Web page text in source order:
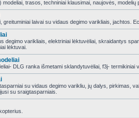
modeliai, trasos, techniniai klausimai, naujovės, modelių
greituminiai laivai su vidaus degimo varikliais, jachtos.
degimo varikliais, elektriniai lėktuvėliai, skraidantys
lėktuvai.
DLG ranka išmetami sklandytuvėliai, f3j-
su vidaus degimo varikliu, jų dalys, pirkimas,
su sraigtasparniais.